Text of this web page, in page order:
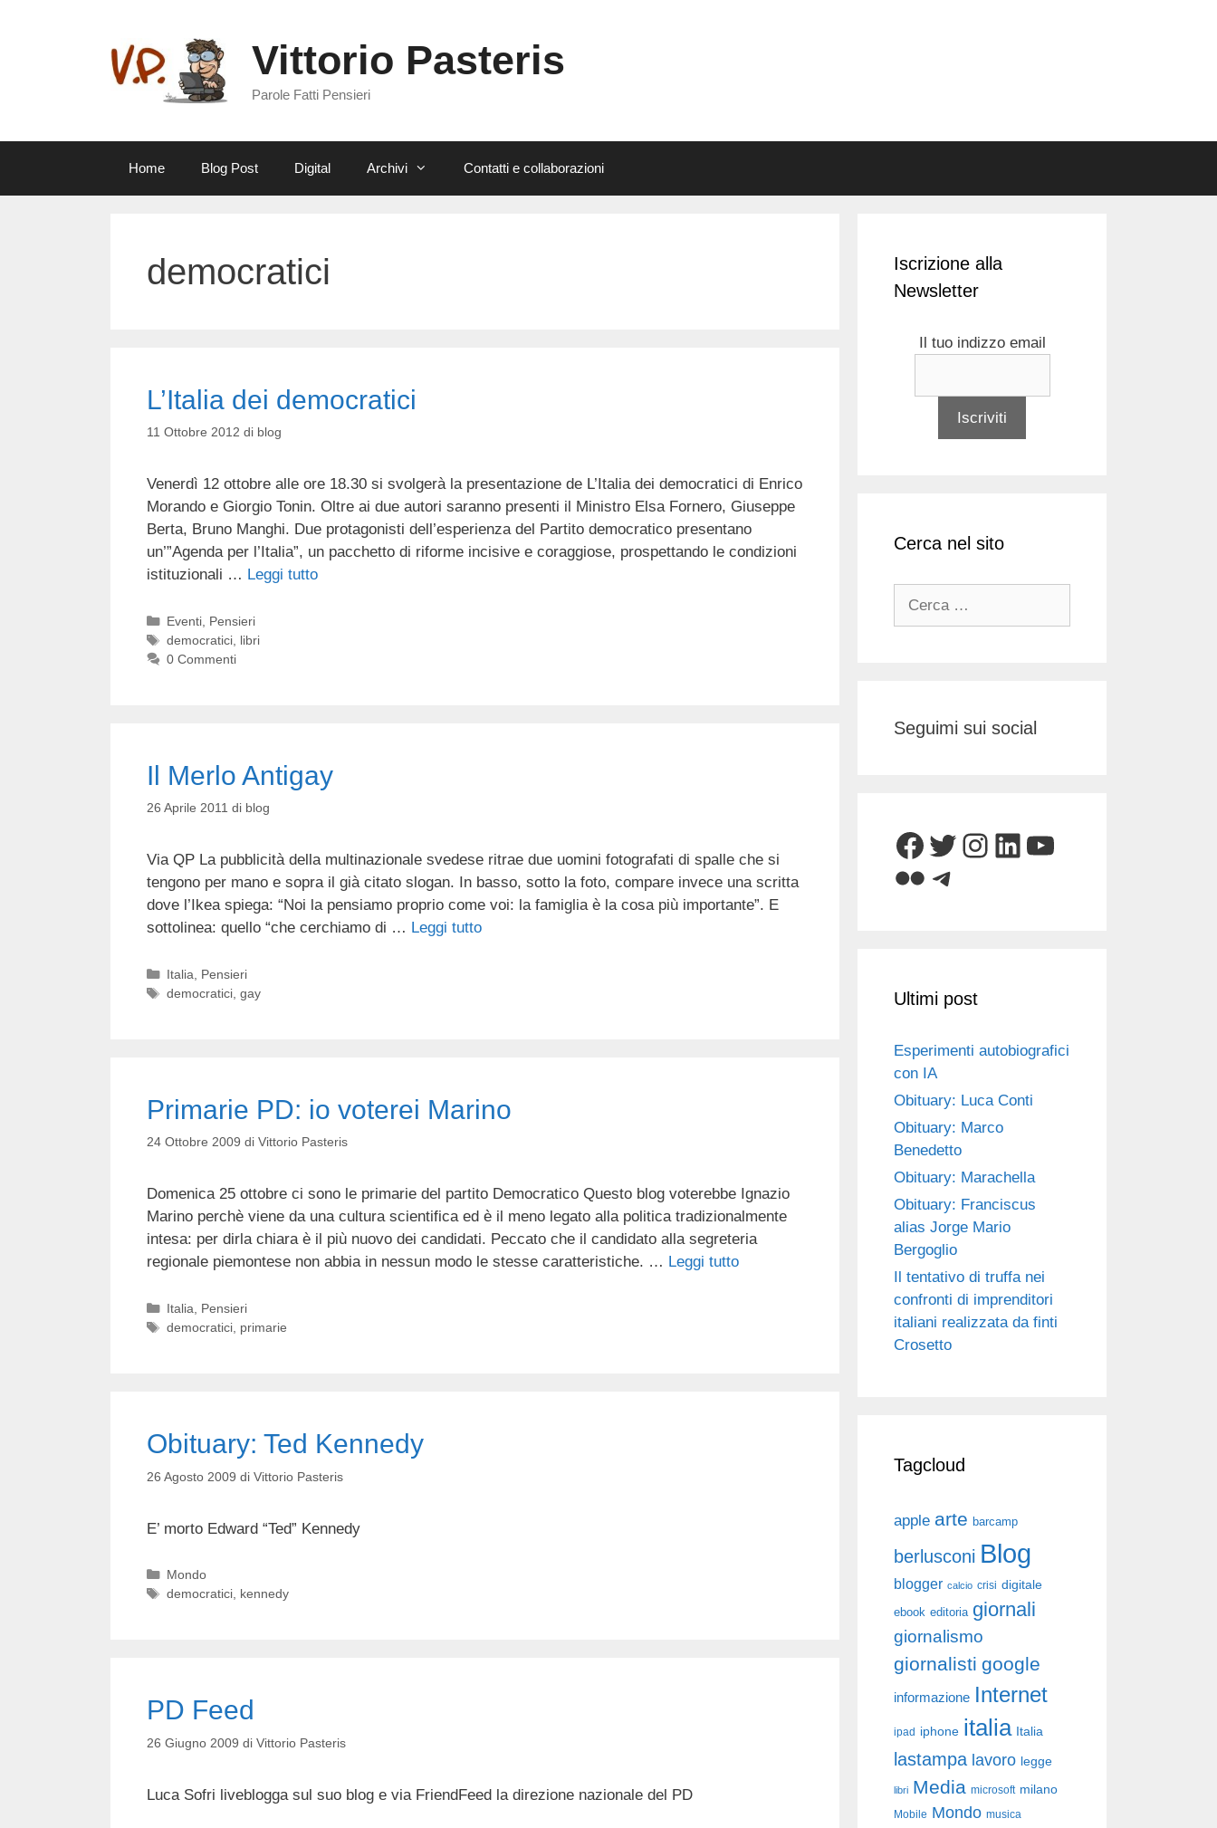
Vittorio Pasteris
Parole Fatti Pensieri
Home Blog Post Digital Archivi Contatti e collaborazioni
democratici
L’Italia dei democratici
11 Ottobre 2012 di blog
Venerdì 12 ottobre alle ore 18.30 si svolgerà la presentazione de L’Italia dei democratici di Enrico
Morando e Giorgio Tonin. Oltre ai due autori saranno presenti il Ministro Elsa Fornero, Giuseppe
Berta, Bruno Manghi. Due protagonisti dell’esperienza del Partito democratico presentano
un’”Agenda per l’Italia”, un pacchetto di riforme incisive e coraggiose, prospettando le condizioni
istituzionali … Leggi tutto
Categorie
Eventi, Pensieri
Tag
democratici, libri
0 Commenti
Il Merlo Antigay
26 Aprile 2011 di blog
Via QP La pubblicità della multinazionale svedese ritrae due uomini fotografati di spalle che si
tengono per mano e sopra il già citato slogan. In basso, sotto la foto, compare invece una scritta
dove l’Ikea spiega: “Noi la pensiamo proprio come voi: la famiglia è la cosa più importante”. E
sottolinea: quello “che cerchiamo di … Leggi tutto
Categorie
Italia, Pensieri
Tag
democratici, gay
Primarie PD: io voterei Marino
24 Ottobre 2009 di Vittorio Pasteris
Domenica 25 ottobre ci sono le primarie del partito Democratico Questo blog voterebbe Ignazio
Marino perchè viene da una cultura scientifica ed è il meno legato alla politica tradizionalmente
intesa: per dirla chiara è il più nuovo dei candidati. Peccato che il candidato alla segreteria
regionale piemontese non abbia in nessun modo le stesse caratteristiche. … Leggi tutto
Categorie
Italia, Pensieri
Tag
democratici, primarie
Obituary: Ted Kennedy
26 Agosto 2009 di Vittorio Pasteris
E’ morto Edward “Ted” Kennedy
Categorie
Mondo
Tag
democratici, kennedy
PD Feed
26 Giugno 2009 di Vittorio Pasteris
Luca Sofri liveblogga sul suo blog e via FriendFeed la direzione nazionale del PD
Iscrizione alla
Newsletter
Il tuo indizzo email
Cerca nel sito
Seguimi sui social
Facebook
Twitter
Instagram
LinkedIn
YouTube
FlickrTelegram
Ultimi post
Esperimenti autobiografici
con IA
Obituary: Luca Conti
Obituary: Marco
Benedetto
Obituary: Marachella
Obituary: Franciscus
alias Jorge Mario
Bergoglio
Il tentativo di truffa nei
confronti di imprenditori
italiani realizzata da finti
Crosetto
Tagcloud
apple arte barcamp
berlusconi Blog
blogger calcio crisi digitale
ebook editoria giornali
giornalismo
giornalisti google
informazione Internet
ipad iphone italia Italia
lastampa lavoro legge
libri Media microsoft milano
Mobile Mondo musica